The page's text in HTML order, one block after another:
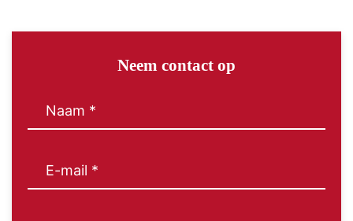
Neem contact op
Naam
(Vereist)
mail